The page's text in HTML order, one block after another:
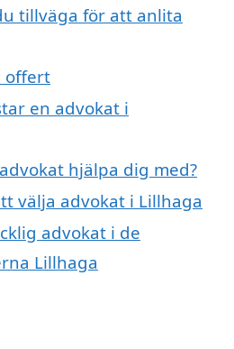
tillväga för att anlita
offert
en advokat i
hjälpa dig med?
välja advokat i Lillhaga
advokat i de
Lillhaga